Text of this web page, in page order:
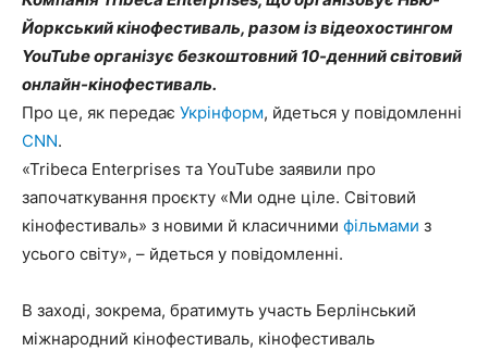
Йоркський кінофестиваль, разом із відеохостингом
YouTube організує безкоштовний 10-денний світовий
онлайн-кінофестиваль.
Про це, як передає Укрінформ, йдеться у повідомленні
CNN.
«Tribeca Enterprises та YouTube заявили про
започаткування проєкту «Ми одне ціле. Світовий
кінофестиваль» з новими й класичними фільмами з
усього світу», – йдеться у повідомленні.
В заході, зокрема, братимуть участь Берлінський
міжнародний кінофестиваль, кінофестиваль